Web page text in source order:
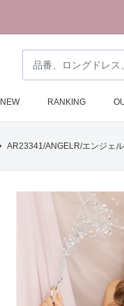
NEW RANKING
AR23341/ANGELR/エンジェ